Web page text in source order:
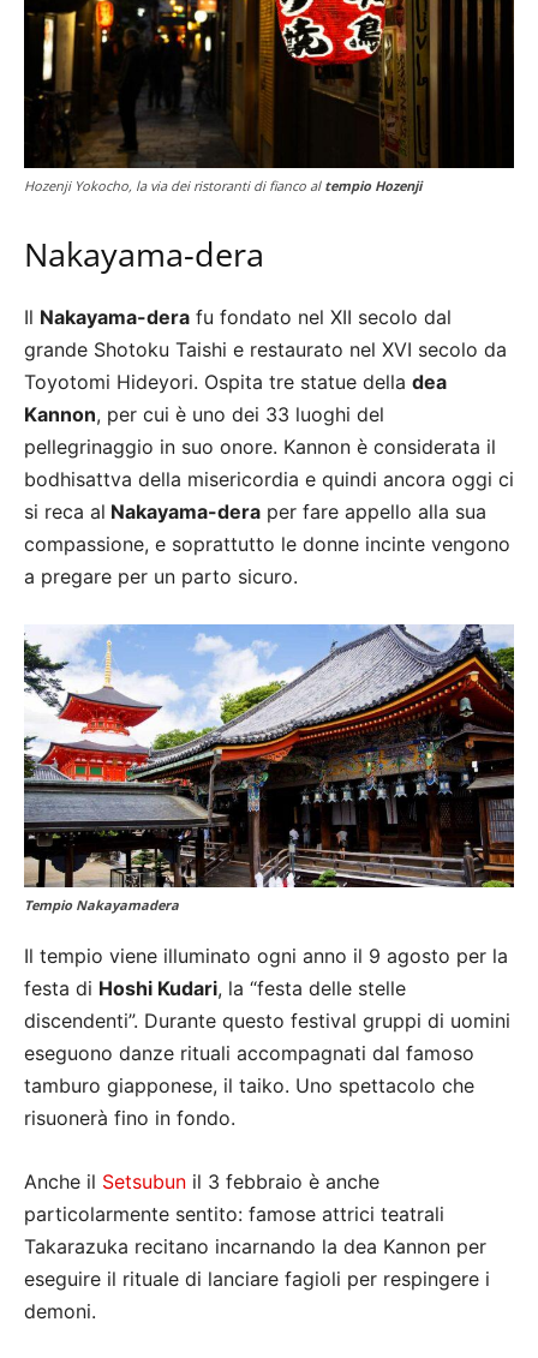
Hozenji Yokocho, la via dei ristoranti di fianco al tempio Hozenji
Nakayama-dera
Il Nakayama-dera fu fondato nel XII secolo dal
grande Shotoku Taishi e restaurato nel XVI secolo da
Toyotomi Hideyori. Ospita tre statue della dea
Kannon, per cui è uno dei 33 luoghi del
pellegrinaggio in suo onore. Kannon è considerata il
bodhisattva della misericordia e quindi ancora oggi ci
si reca al Nakayama-dera per fare appello alla sua
compassione, e soprattutto le donne incinte vengono
a pregare per un parto sicuro.
Tempio Nakayamadera
Il tempio viene illuminato ogni anno il 9 agosto per la
festa di Hoshi Kudari, la “festa delle stelle
discendenti”. Durante questo festival gruppi di uomini
eseguono danze rituali accompagnati dal famoso
tamburo giapponese, il taiko. Uno spettacolo che
risuonerà fino in fondo.
Anche il Setsubun il 3 febbraio è anche
particolarmente sentito: famose attrici teatrali
Takarazuka recitano incarnando la dea Kannon per
eseguire il rituale di lanciare fagioli per respingere i
demoni.